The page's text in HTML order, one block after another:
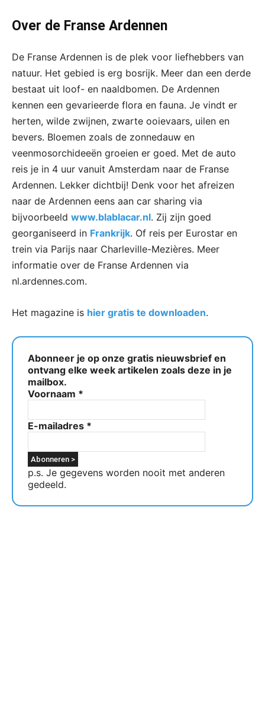
Over de Franse Ardennen
De Franse Ardennen is de plek voor liefhebbers van
natuur. Het gebied is erg bosrijk. Meer dan een derde
bestaat uit loof- en naaldbomen. De Ardennen
kennen een gevarieerde flora en fauna. Je vindt er
herten, wilde zwijnen, zwarte ooievaars, uilen en
bevers. Bloemen zoals de zonnedauw en
veenmosorchideeën groeien er goed. Met de auto
reis je in 4 uur vanuit Amsterdam naar de Franse
Ardennen. Lekker dichtbij! Denk voor het afreizen
naar de Ardennen eens aan car sharing via
bijvoorbeeld www.blablacar.nl. Zij zijn goed
georganiseerd in Frankrijk. Of reis per Eurostar en
trein via Parijs naar Charleville-Mezières. Meer
informatie over de Franse Ardennen via
nl.ardennes.com.
Het magazine is hier gratis te downloaden.
Abonneer je op onze gratis nieuwsbrief en
ontvang elke week artikelen zoals deze in je
mailbox.
Voornaam *
E-mailadres *
p.s. Je gegevens worden nooit met anderen
gedeeld.